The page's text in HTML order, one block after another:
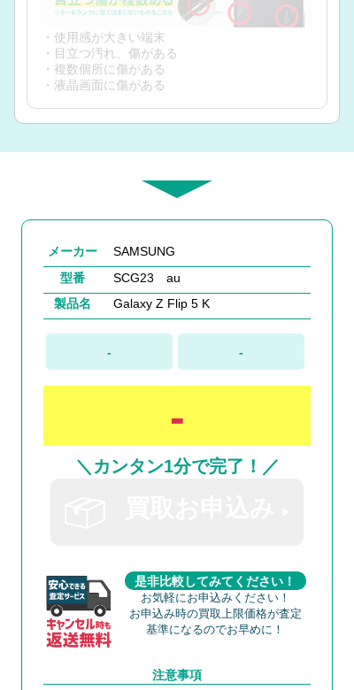
・使用感が大きい端末
・目立つ汚れ、傷がある
・複数個所に傷がある
・液晶画面に傷がある
メーカー
SAMSUNG
型番
SCG23 au
製品名
Galaxy Z Flip 5 K
- -
-
＼カンタン1分で完了！／
是非比較してみてください！
お気軽にお申込みください！
お申込み時の買取上限価格が査定
基準になるのでお早めに！
注意事項